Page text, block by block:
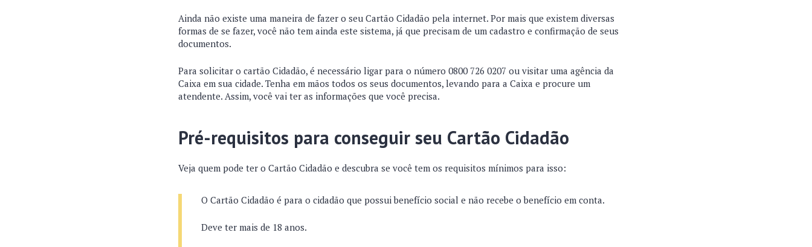
Ainda não existe uma maneira de fazer o seu Cartão Cidadão pela internet. Por mais que existem diversas
formas de se fazer, você não tem ainda este sistema, já que precisam de um cadastro e confirmação de seus
documentos.
Para solicitar o cartão Cidadão, é necessário ligar para o número 0800 726 0207 ou visitar uma agência da
Caixa em sua cidade. Tenha em mãos todos os seus documentos, levando para a Caixa e procure um
atendente. Assim, você vai ter as informações que você precisa.
Pré-requisitos para conseguir seu Cartão Cidadão
Veja quem pode ter o Cartão Cidadão e descubra se você tem os requisitos mínimos para isso:
O Cartão Cidadão é para o cidadão que possui benefício social e não recebe o benefício em conta.
Deve ter mais de 18 anos.